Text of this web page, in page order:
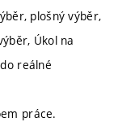
plošný výběr,
Úkol na
reálné
práce.